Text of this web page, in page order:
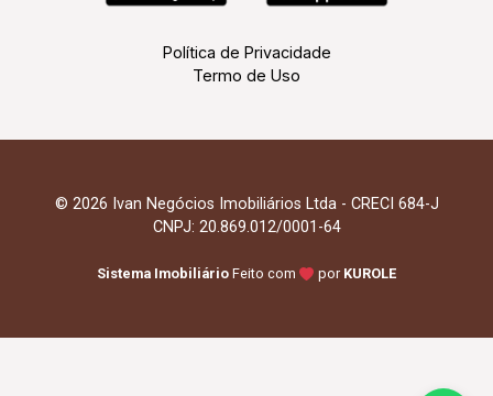
Política de Privacidade
Termo de Uso
© 2026 Ivan Negócios Imobiliários Ltda - CRECI 684-J
CNPJ: 20.869.012/0001-64
Sistema Imobiliário Feito com por KUROLE